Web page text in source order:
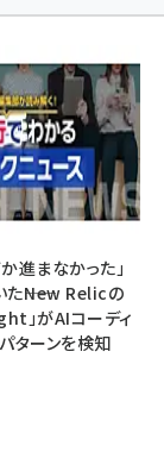
利の絆～ (2297)
ント集！ (2008)
進まなかった」
――New Relicの
」がAIコーディ
ターンを検知